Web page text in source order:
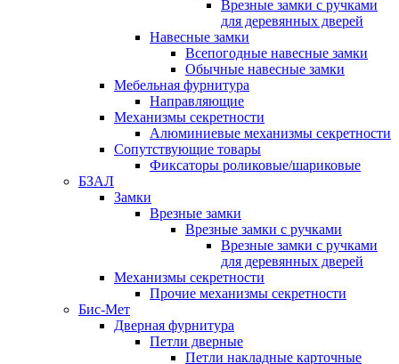
Врезные замки с ручками
для деревянных дверей
Навесные замки
Всепогодные навесные замки
Обычные навесные замки
Мебельная фурнитура
Направляющие
Механизмы секретности
Алюминиевые механизмы секретности
Сопутствующие товары
Фиксаторы роликовые/шариковые
БЗАЛ
Замки
Врезные замки
Врезные замки с ручками
Врезные замки с ручками
для деревянных дверей
Механизмы секретности
Прочие механизмы секретности
Бис-Мет
Дверная фурнитура
Петли дверные
Петли накладные карточные